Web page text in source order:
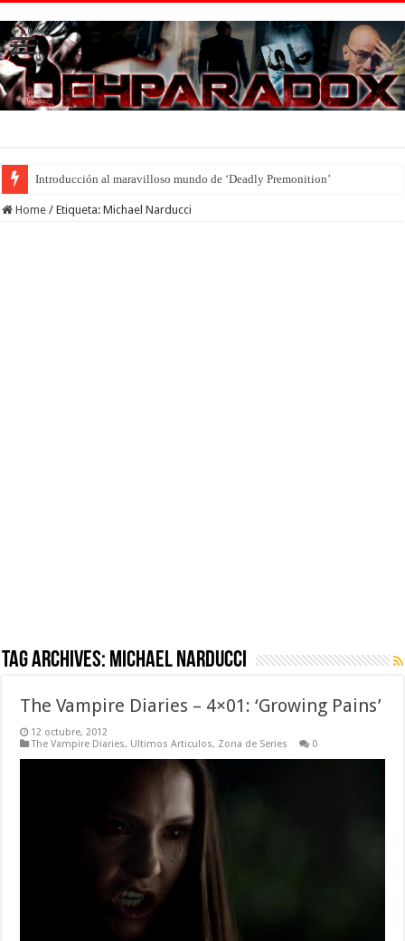
Introducción al maravilloso mundo de ‘Deadly Premonition’
Home / Etiqueta:Michael Narducci
Tag Archives: Michael Narducci
The Vampire Diaries – 4×01: ‘Growing Pains’
12 octubre, 2012
The Vampire Diaries, Ultimos Articulos, Zona de Series 0